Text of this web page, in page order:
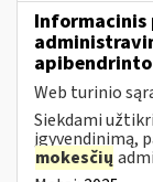
Informacinis
apibendrinto
Web turinio
Siekdami
įgyvendinimą,
mokesčių